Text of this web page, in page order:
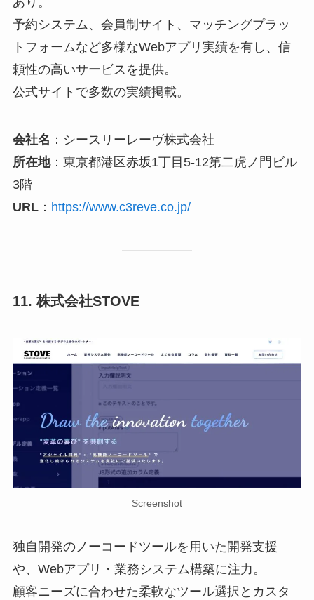
予約システム、会員制サイト、マッチングプラッ
トフォームなど多様なWebアプリ実績を有し、信
頼性の高いサービスを提供。
公式サイトで多数の実績掲載。
会社名 ：シースリーレーヴ株式会社
所在地：東京都港区赤坂1丁目5-12第二虎ノ門ビル
3階
URL： https://www.c3reve.co.jp/
11. 株式会社STOVE
Screenshot
独自開発のノーコードツールを用いた開発支援
や、Webアプリ・業務システム構築に注力。
顧客ニーズに合わせた柔軟なツール選択とカスタ